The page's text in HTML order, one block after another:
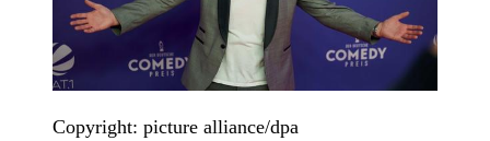
Copyright: picture alliance/dpa